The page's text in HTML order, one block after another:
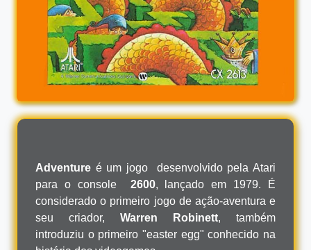
Adventure é um jogo desenvolvido pela Atari
para o console 2600, lançado em 1979. É
considerado o primeiro jogo de ação-aventura e
seu criador, Warren Robinett, também
introduziu o primeiro "easter egg" conhecido na